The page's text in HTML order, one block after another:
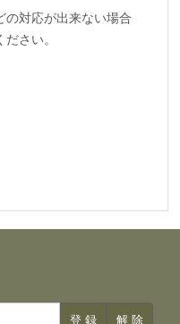
の対応が出来ない場合
さい。